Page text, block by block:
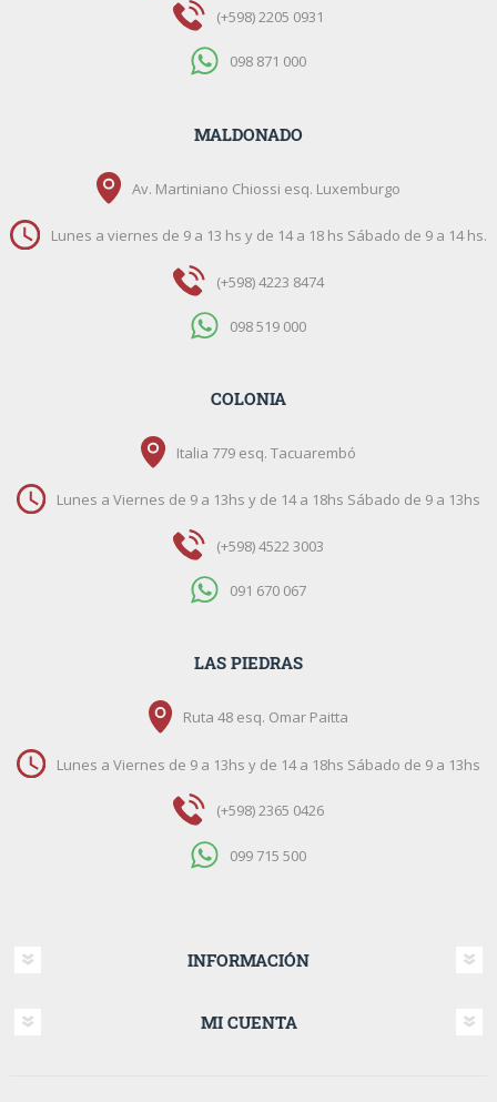
(+598) 2205 0931
098 871 000
MALDONADO
Av. Martiniano Chiossi esq. Luxemburgo
Lunes a viernes de 9 a 13 hs y de 14 a 18 hs Sábado de 9 a 14 hs.
(+598) 4223 8474
098 519 000
COLONIA
Italia 779 esq. Tacuarembó
Lunes a Viernes de 9 a 13hs y de 14 a 18hs Sábado de 9 a 13hs
(+598) 4522 3003
091 670 067
LAS PIEDRAS
Ruta 48 esq. Omar Paitta
Lunes a Viernes de 9 a 13hs y de 14 a 18hs Sábado de 9 a 13hs
(+598) 2365 0426
099 715 500
INFORMACIÓN
MI CUENTA